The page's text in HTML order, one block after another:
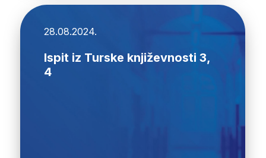
28.08.2024.
Ispit iz Turske književnosti 3,
4